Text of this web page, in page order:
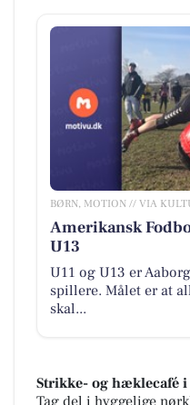
BØRN, MOTION // VIA
Amerikansk
U13
U11 og U13 er
spillere. Målet er at
skal...
Strikke- og hæklecafé